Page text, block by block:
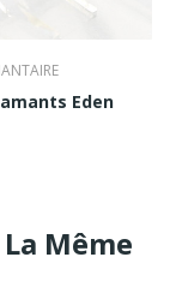
Eden
Même